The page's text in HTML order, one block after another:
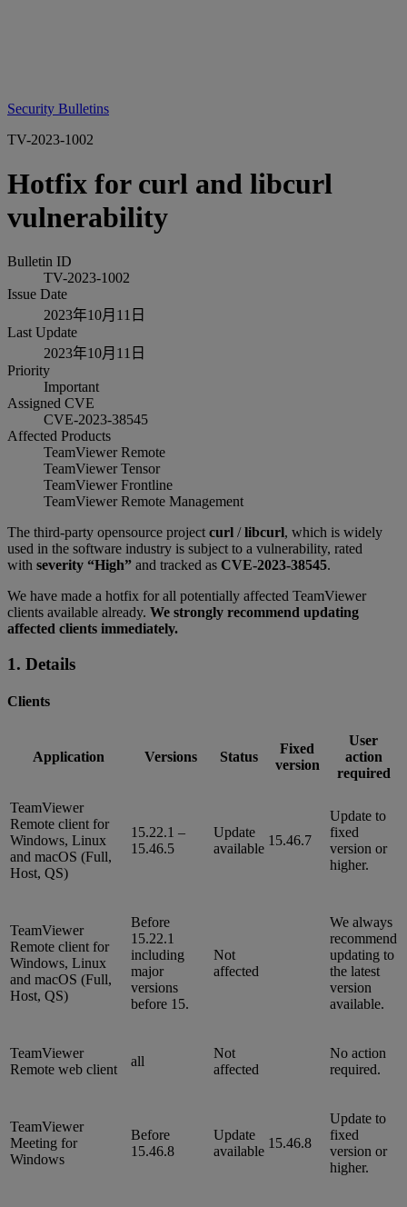
Security Bulletins
TV-2023-1002
Hotfix for curl and libcurl
vulnerability
Bulletin ID
TV-2023-1002
Issue Date
2023年10月11日
Last Update
2023年10月11日
Priority
Important
Assigned CVE
CVE-2023-38545
Affected Products
TeamViewer Remote
TeamViewer Tensor
TeamViewer Frontline
TeamViewer Remote Management
The third-party opensource projectcurl /libcurl, which is widely
used in the software industry is subject to a vulnerability, rated
with severity “High” and tracked as CVE-2023-38545.
We have made a hotfix for all potentially affected TeamViewer
clients available already. We strongly recommend updating
affected clients immediately.
1. Details
Clients
Application Versions Status
Fixed
version
User
action
required
TeamViewer
Remote client for
Windows, Linux
and macOS (Full,
Host, QS)
15.22.1 –
15.46.5
Update
available
15.46.7
Update to
fixed
version or
higher.
TeamViewer
Remote client for
Windows, Linux
and macOS (Full,
Host, QS)
Before
15.22.1
including
major
versions
before 15.
Not
affected
We always
recommend
updating to
the latest
version
available.
TeamViewer
Remote web client
all
Not
affected
No action
required.
TeamViewer
Meeting for
Windows
Before
15.46.8
Update
available
15.46.8
Update to
fixed
version or
higher.